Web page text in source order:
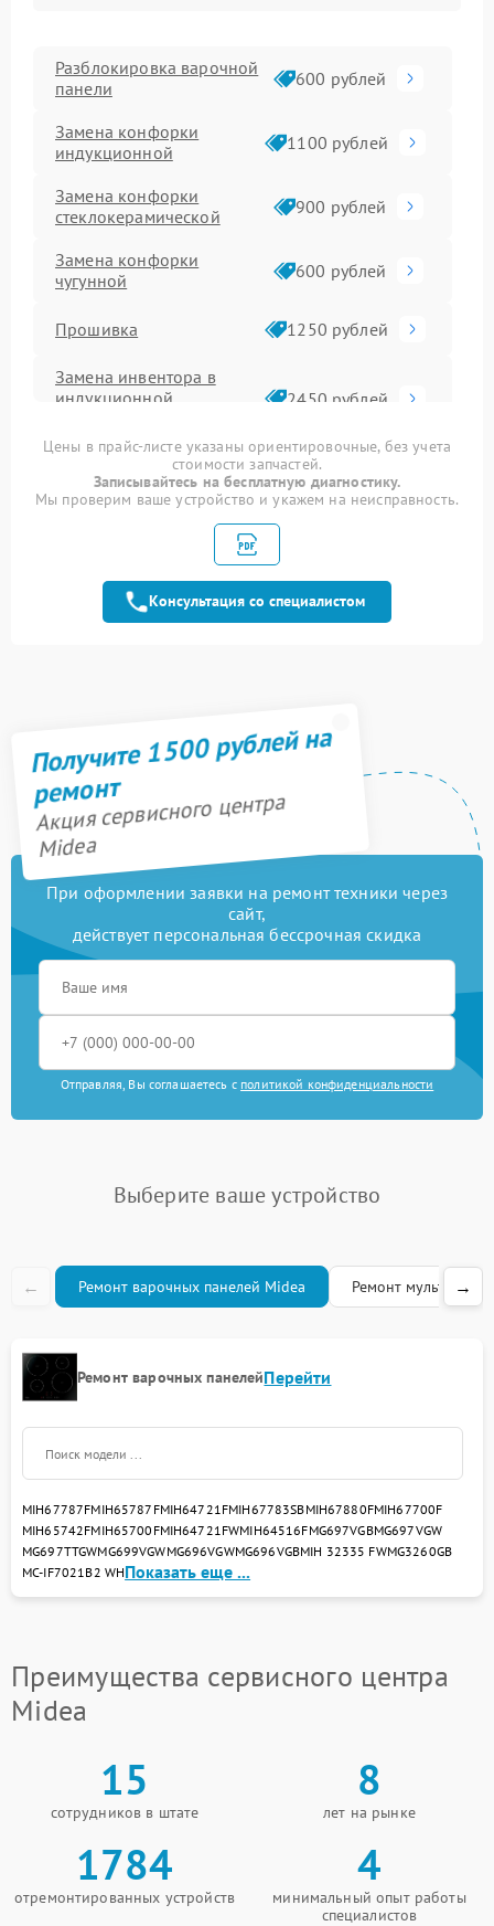
Разблокировка варочной
панели
600 рублей
Замена конфорки
индукционной
1100 рублей
Замена конфорки
стеклокерамической
900 рублей
Замена конфорки
чугунной
600 рублей
Прошивка 1250 рублей
Замена инвентора в
индукционной
2450 рублей
Ремонт сенсора 1600 рублей
Замена панели
Ремонт модуля
управления
Цены в прайс-листе указаны ориентировочные, без учета
стоимости запчастей.
Записывайтесь на бесплатную диагностику.
Мы проверим ваше устройство и укажем на неисправность.
Консультация со специалистом
Получите 1500 рублей на
ремонт
Акция сервисного центра
Midea
При оформлении заявки на ремонт техники через
сайт,
действует персональная бессрочная скидка
Отправляя, Вы соглашаетесь с политикой конфиденциальности
Выберите ваше устройство
← Ремонт варочных панелей Midea Ремонт →
Ремонт варочных панелейПерейти
MIH67787FMIH65787FMIH64721FMIH67783SBMIH67880FMIH67700F
MIH65742FMIH65700FMIH64721FWMIH64516FMG697VGBMG697VGW
MG697TTGWMG699VGWMG696VGWMG696VGBMIH 32335 FWMG3260GB
MC-IF7021B2 WHПоказать еще ...
Преимущества сервисного центра
Midea
15
сотрудников в штате
8
лет на рынке
1784
отремонтированных устройств
4
минимальный опыт работы
специалистов